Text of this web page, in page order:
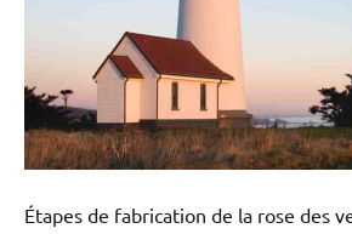
Étapes de fabrication de la rose des